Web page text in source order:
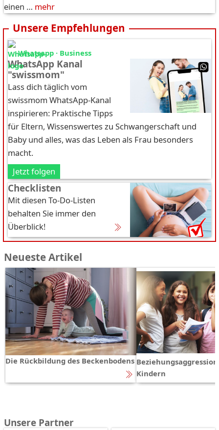
einen … mehr
Unsere Empfehlungen
Whatsapp · Business
WhatsApp Kanal
"swissmom"
Lass dich täglich vom
swissmom WhatsApp-Kanal
inspirieren: Praktische Tipps
für Eltern, Wissenswertes zu Schwangerschaft und
Baby und alles, was das Leben als Frau besonders
macht.
Jetzt folgen
Checklisten
Mit diesen To-Do-Listen
behalten Sie immer den
Überblick!
Neueste Artikel
Die Rückbildung des Beckenbodens
Kindern
Unsere Partner